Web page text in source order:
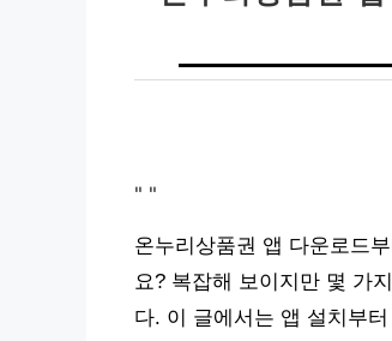
" "
온누리상품권 앱 다운로드
요? 복잡해 보이지만 몇 가
다. 이 글에서는 앱 설치부